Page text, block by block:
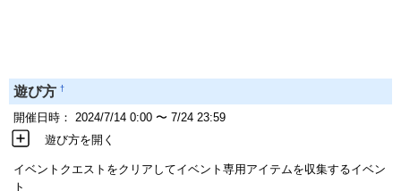
遊び方 †
開催日時： 2024/7/14 0:00 〜 7/24 23:59
遊び方を開く
イベントクエストをクリアしてイベント専用アイテムを収集するイベン
ト